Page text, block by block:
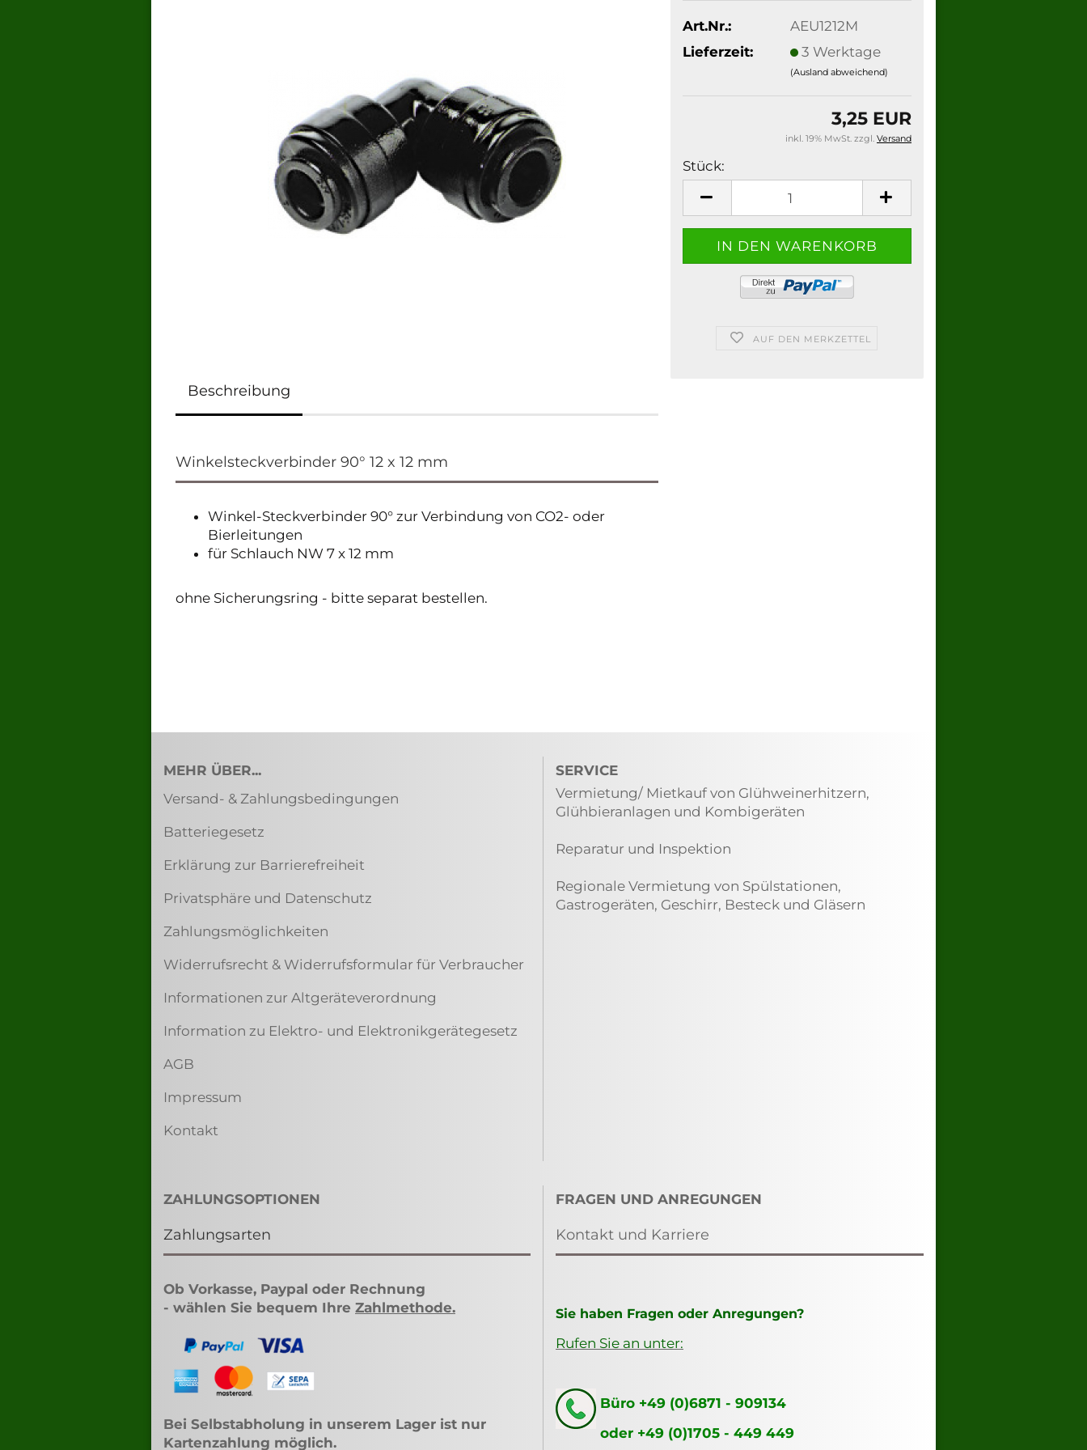
Art.Nr.:
AEU1212M
Lieferzeit:
3 Werktage
(Ausland abweichend)
3,25 EUR
inkl. 19% MwSt. zzgl. Versand
Stück:
Stück
AUF DEN MERKZETTEL
Beschreibung
Winkelsteckverbinder 90° 12 x 12 mm
Winkel-Steckverbinder 90° zur Verbindung von CO2- oder
Bierleitungen
für Schlauch NW 7 x 12 mm
ohne Sicherungsring - bitte separat bestellen.
MEHR ÜBER...
Versand- & Zahlungsbedingungen
Batteriegesetz
Erklärung zur Barrierefreiheit
Privatsphäre und Datenschutz
Zahlungsmöglichkeiten
Widerrufsrecht & Widerrufsformular für Verbraucher
Informationen zur Altgeräteverordnung
Information zu Elektro- und Elektronikgerätegesetz
AGB
Impressum
Kontakt
SERVICE
Vermietung/ Mietkauf von Glühweinerhitzern,
Glühbieranlagen und Kombigeräten
Reparatur und Inspektion
Regionale Vermietung von Spülstationen,
Gastrogeräten, Geschirr, Besteck und Gläsern
ZAHLUNGSOPTIONEN
Zahlungsarten
Ob Vorkasse, Paypal oder Rechnung
- wählen Sie bequem Ihre Zahlmethode.
Bei Selbstabholung in unserem Lager ist nur
Kartenzahlung möglich.
FRAGEN UND ANREGUNGEN
Kontakt und Karriere
Sie haben Fragen oder Anregungen?
Rufen Sie an unter:
Büro +49 (0)6871 - 909134
oder +49 (0)1705 - 449 449